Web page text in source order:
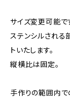
サイズ変更可能で
ステンシルされる
トいたします。
縦横比は固定。
手作りの範囲内で